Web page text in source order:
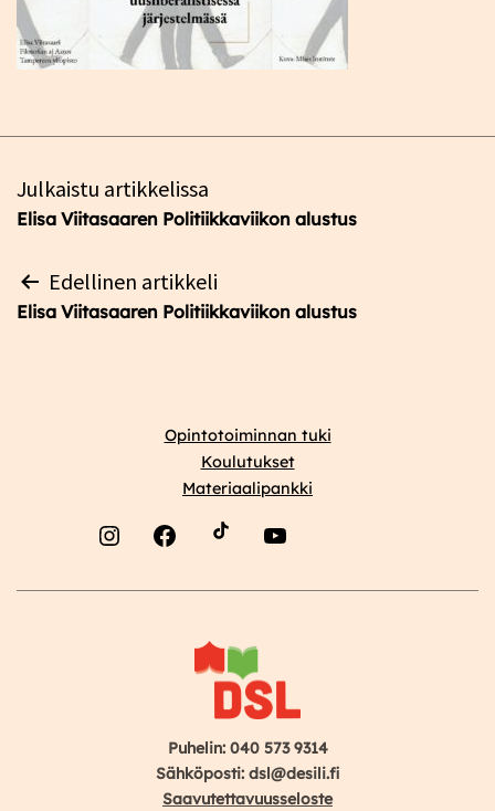
Artikkelien
selaus
Julkaistu artikkelissa
Elisa Viitasaaren Politiikkaviikon alustus
Artikkelien
selaus
Edellinen artikkeli
Elisa Viitasaaren Politiikkaviikon alustus
Opintotoiminnan tuki
Koulutukset
Materiaalipankki
Puhelin: 040 573 9314
Sähköposti: dsl@desili.fi
Saavutettavuusseloste